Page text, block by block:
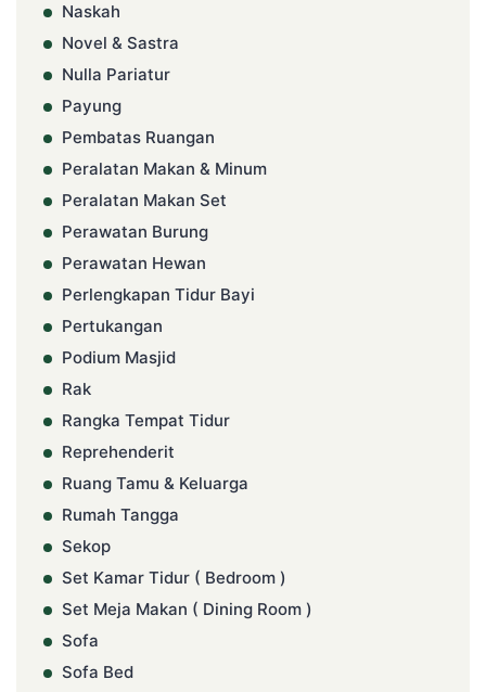
Naskah
Novel & Sastra
Nulla Pariatur
Payung
Pembatas Ruangan
Peralatan Makan & Minum
Peralatan Makan Set
Perawatan Burung
Perawatan Hewan
Perlengkapan Tidur Bayi
Pertukangan
Podium Masjid
Rak
Rangka Tempat Tidur
Reprehenderit
Ruang Tamu & Keluarga
Rumah Tangga
Sekop
Set Kamar Tidur ( Bedroom )
Set Meja Makan ( Dining Room )
Sofa
Sofa Bed